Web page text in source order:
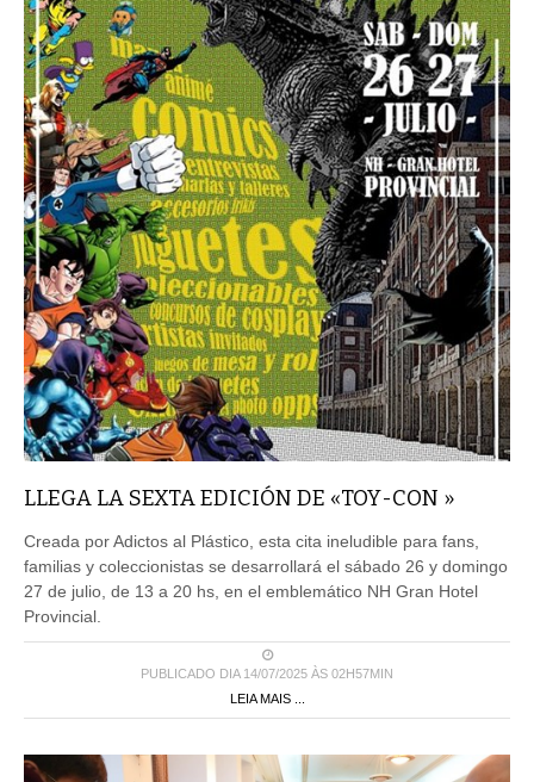
LLEGA LA SEXTA EDICIÓN DE «TOY-CON »
Creada por Adictos al Plástico, esta cita ineludible para fans,
familias y coleccionistas se desarrollará el sábado 26 y domingo
27 de julio, de 13 a 20 hs, en el emblemático NH Gran Hotel
Provincial.
PUBLICADO DIA 14/07/2025 ÀS 02H57MIN
LEIA MAIS ...